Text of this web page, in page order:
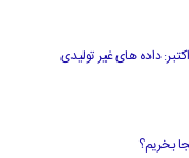
سرمایه گذاری Americas FX News 3 اکتبر: داده های غیر تولیدی